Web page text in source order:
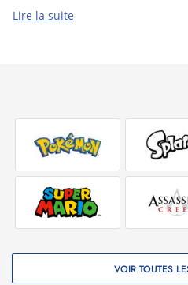
Après tout, ce n'est qu'une
inaugural. Lorsqu'un signal de
le pilote le plus accompli de la
retrouver le vaisseau
noire pour l'examiner. Cette
royaume infernal où vous
d'ennemis diaboliques si vous
victorieux !
Z-Warp est un shoot'em up
style pixel art rétro, avec une
l'arcade où les blasters, les
sont vos seuls alliés. Abattez
Lire la suite
VOIR TOUTES